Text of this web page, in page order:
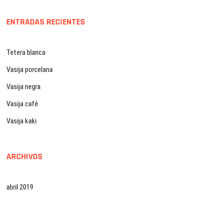
ENTRADAS RECIENTES
Tetera blanca
Vasija porcelana
Vasija negra
Vasija café
Vasija kaki
ARCHIVOS
abril 2019